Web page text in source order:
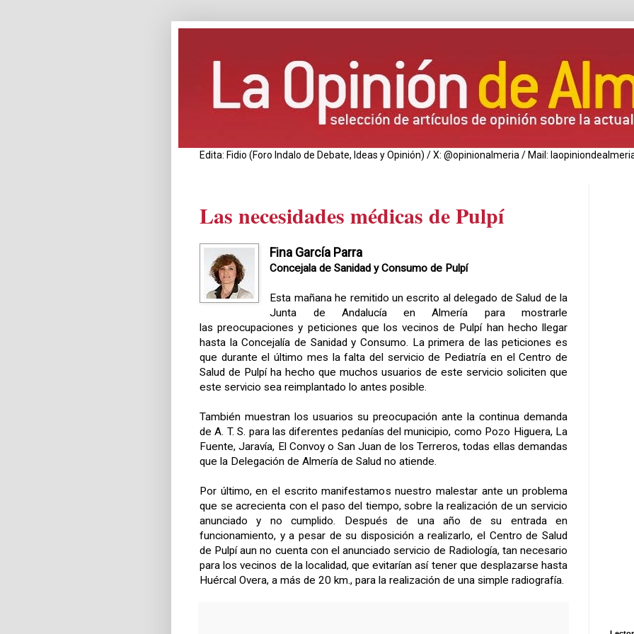
Edita: Fidio (Foro Indalo de Debate, Ideas y Opinión) / X: @opinionalmeria / Mail:
Las necesidades médicas de Pulpí
Fina García Parra
Concejala de Sanidad y Consumo de Pulpí
Esta mañana he remitido un escrito al delegado de Salud de la
Junta de Andalucía en Almería para mostrarle
las preocupaciones y peticiones que los vecinos de Pulpí han hecho llegar
hasta la Concejalía de Sanidad y Consumo. La primera de las peticiones es
que durante el último mes la falta del servicio de Pediatría en el Centro de
Salud de Pulpí ha hecho que muchos usuarios de este servicio soliciten que
este servicio sea reimplantado lo antes posible.
También muestran los usuarios su preocupación ante la continua demanda
de A. T. S. para las diferentes pedanías del municipio, como Pozo Higuera, La
Fuente, Jaravía, El Convoy o San Juan de los Terreros, todas ellas demandas
que la Delegación de Almería de Salud no atiende.
Por último, en el escrito manifestamos nuestro malestar ante un problema
que se acrecienta con el paso del tiempo, sobre la realización de un servicio
anunciado y no cumplido. Después de una año de su entrada en
funcionamiento, y a pesar de su disposición a realizarlo, el Centro de Salud
de Pulpí aun no cuenta con el anunciado servicio de Radiología, tan necesario
para los vecinos de la localidad, que evitarían así tener que desplazarse hasta
Huércal Overa, a más de 20 km., para la realización de una simple radiografía.